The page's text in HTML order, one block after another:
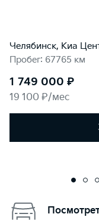
Челябинск, Киа
Пробег: 67765 км
1 749 000 ₽
19 100 ₽/мес